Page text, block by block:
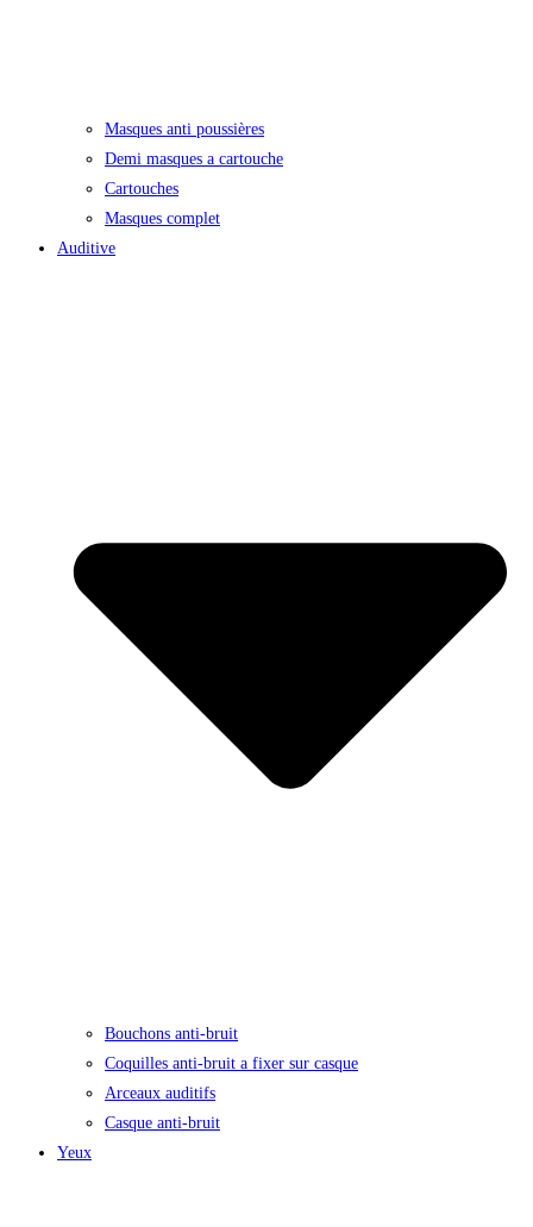
Masques anti poussières
Demi masques a cartouche
Cartouches
Masques complet
Auditive
Bouchons anti-bruit
Coquilles anti-bruit a fixer sur casque
Arceaux auditifs
Casque anti-bruit
Yeux